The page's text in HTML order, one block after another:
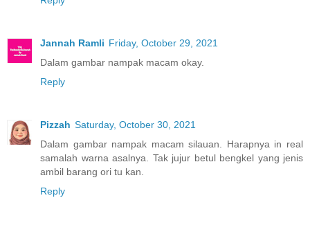
Jannah Ramli Friday, October 29, 2021
Dalam gambar nampak macam okay.
Reply
Pizzah Saturday, October 30, 2021
Dalam gambar nampak macam silauan. Harapnya in real
samalah warna asalnya. Tak jujur betul bengkel yang jenis
ambil barang ori tu kan.
Reply